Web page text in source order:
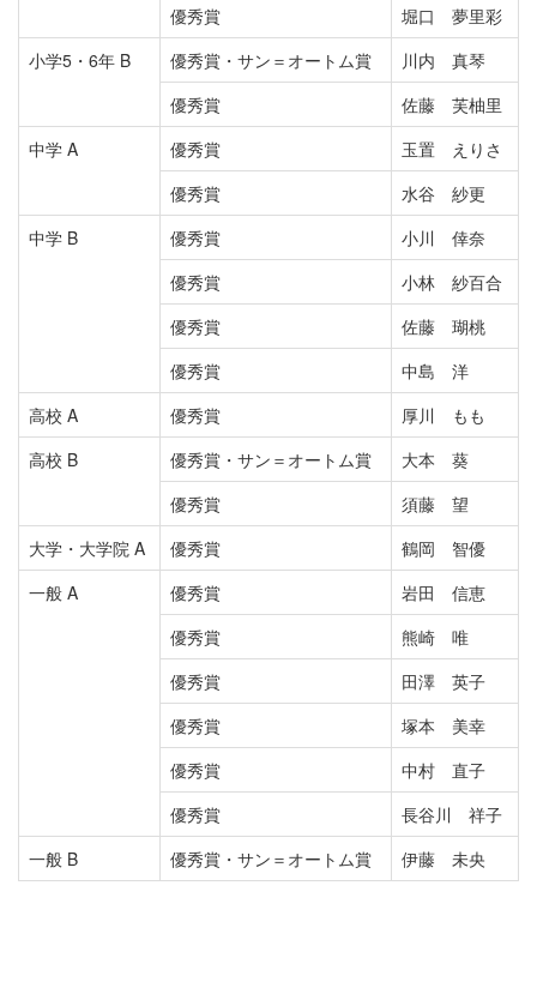
優秀賞
堀口 夢里彩
小学5・6年 B
優秀賞・サン＝オートム賞
川内 真琴
優秀賞
佐藤 芙柚里
中学 A
優秀賞
玉置 えりさ
優秀賞
水谷 紗更
中学 B
優秀賞
小川 倖奈
優秀賞
小林 紗百合
優秀賞
佐藤 瑚桃
優秀賞
中島 洋
高校 A
優秀賞
厚川 もも
高校 B
優秀賞・サン＝オートム賞
大本 葵
優秀賞
須藤 望
大学・大学院 A
優秀賞
鶴岡 智優
一般 A
優秀賞
岩田 信恵
優秀賞
熊崎 唯
優秀賞
田澤 英子
優秀賞
塚本 美幸
優秀賞
中村 直子
優秀賞
長谷川 祥子
一般 B
優秀賞・サン＝オートム賞 伊藤 未央